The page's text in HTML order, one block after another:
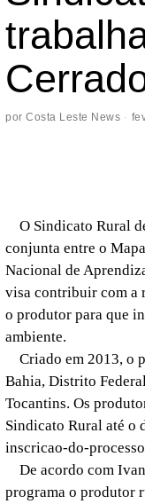
por Costa Leste News
O Sindicato Rural
conjunta entre o
Nacional de
visa contribuir com a
o produtor para que
ambiente.
Criado em 2013, o
Bahia, Distrito
Tocantins. Os
Sindicato Rural até o
inscricao-do-
De acordo com Ivan
programa o produtor